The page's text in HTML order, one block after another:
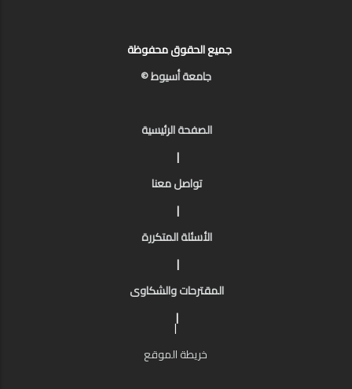
جميع الحقوق محفوظة
جامعة أسيوط ©
الصفحة الرئيسية
|
تواصل معنا
|
الأسئلة المتكررة
|
المقترحات والشكاوى
|
|
خريطة الموقع